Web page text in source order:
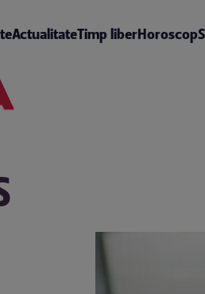
ActualitateTimp liberHoroscop